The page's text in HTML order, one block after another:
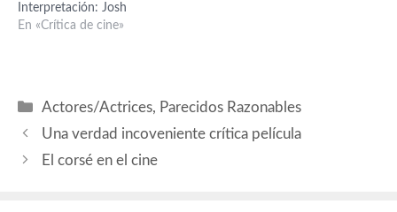
un argumento de Jon
Bokenkamp. Producción:
Interpretación: Josh
Hartnett (Slevin), Bruce
Rubenfeld (Yitzchok), Peter
Outerbridge (Dumbrowski),
Guión: Jason Smilovic.
En «Crítica de cine»
Categorías
Actores/Actrices, Parecidos Razonables
Una verdad incoveniente crítica película
El corsé en el cine